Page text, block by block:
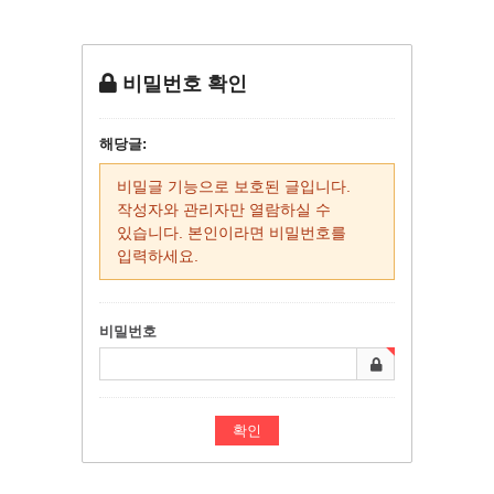
비밀번호 확인
해당글:
비밀글 기능으로 보호된 글입니다.
작성자와 관리자만 열람하실 수
있습니다. 본인이라면 비밀번호를
입력하세요.
비밀번호